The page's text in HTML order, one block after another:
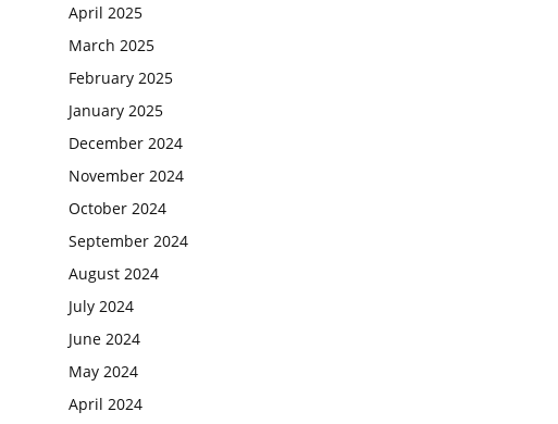
April 2025
March 2025
February 2025
January 2025
December 2024
November 2024
October 2024
September 2024
August 2024
July 2024
June 2024
May 2024
April 2024